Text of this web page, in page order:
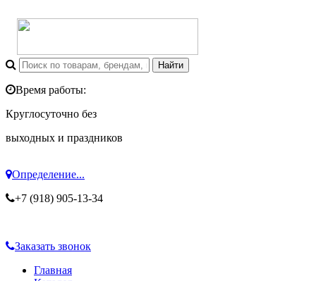
Время работы:
Круглосуточно без
выходных и праздников
Определение...
+7 (918) 905-13-34
Заказать звонок
Главная